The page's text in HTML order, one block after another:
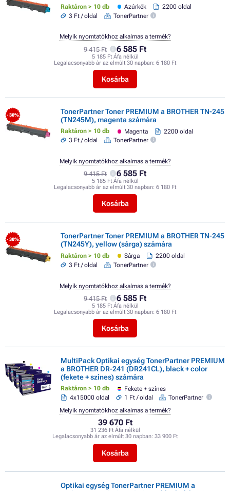
Raktáron > 10 db Azúrkék
2200 oldal
3 Ft / oldal
TonerPartner
9 415 Ft 6 585 Ft
5 185 Ft Áfa nélkül
Legalacsonyabb ár az elmúlt 30 napban: 6 180 Ft
Kosárba
Melyik nyomtatókhoz alkalmas a termék?
- 30%
TonerPartner Toner PREMIUM a BROTHER TN-245
(TN245M), magenta számára
Raktáron > 10 db Magenta
2200 oldal
3 Ft / oldal
TonerPartner
9 415 Ft 6 585 Ft
5 185 Ft Áfa nélkül
Legalacsonyabb ár az elmúlt 30 napban: 6 180 Ft
Kosárba
Melyik nyomtatókhoz alkalmas a termék?
- 30%
TonerPartner Toner PREMIUM a BROTHER TN-245
(TN245Y), yellow (sárga) számára
Raktáron > 10 db Sárga
2200 oldal
3 Ft / oldal
TonerPartner
9 415 Ft 6 585 Ft
5 185 Ft Áfa nélkül
Legalacsonyabb ár az elmúlt 30 napban: 6 180 Ft
Kosárba
Melyik nyomtatókhoz alkalmas a termék?
MultiPack Optikai egység TonerPartner PREMIUM
a BROTHER DR-241 (DR241CL), black + color
(fekete + színes) számára
Raktáron > 10 db
Fekete + színes
4x15000 oldal
1 Ft / oldal TonerPartner
39 670 Ft
31 236 Ft Áfa nélkül
Legalacsonyabb ár az elmúlt 30 napban: 33 900 Ft
Kosárba
Melyik nyomtatókhoz alkalmas a termék?
Optikai egység TonerPartner PREMIUM a